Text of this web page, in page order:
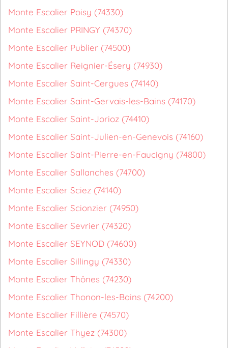
Monte Escalier Poisy (74330)
Monte Escalier PRINGY (74370)
Monte Escalier Publier (74500)
Monte Escalier Reignier-Ésery (74930)
Monte Escalier Saint-Cergues (74140)
Monte Escalier Saint-Gervais-les-Bains (74170)
Monte Escalier Saint-Jorioz (74410)
Monte Escalier Saint-Julien-en-Genevois (74160)
Monte Escalier Saint-Pierre-en-Faucigny (74800)
Monte Escalier Sallanches (74700)
Monte Escalier Sciez (74140)
Monte Escalier Scionzier (74950)
Monte Escalier Sevrier (74320)
Monte Escalier SEYNOD (74600)
Monte Escalier Sillingy (74330)
Monte Escalier Thônes (74230)
Monte Escalier Thonon-les-Bains (74200)
Monte Escalier Fillière (74570)
Monte Escalier Thyez (74300)